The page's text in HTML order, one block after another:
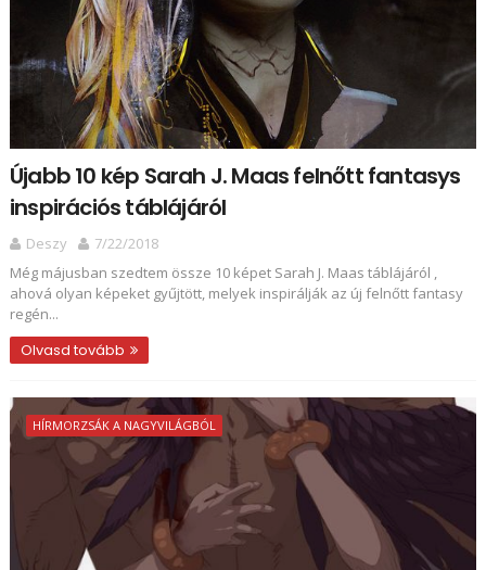
Újabb 10 kép Sarah J. Maas felnőtt fantasys
inspirációs táblájáról
Deszy
7/22/2018
Még májusban szedtem össze 10 képet Sarah J. Maas táblájáról ,
ahová olyan képeket gyűjtött, melyek inspirálják az új felnőtt fantasy
regén...
Olvasd tovább
HÍRMORZSÁK A NAGYVILÁGBÓL